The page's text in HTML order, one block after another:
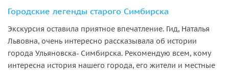
Городские легенды старого Симбирска
Экскурсия оставила приятное впечатление. Гид, Наталья
Львовна, очень интересно рассказывала об истории
города Ульяновска- Симбирска. Рекомендую всем, кому
интересна история нашего города, его жители и местные